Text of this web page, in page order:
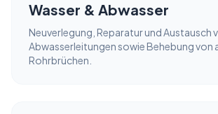
Wasser & Abwasser
Neuverlegung, Reparatur und Austausch
Abwasserleitungen sowie Behebung von
Rohrbrüchen.